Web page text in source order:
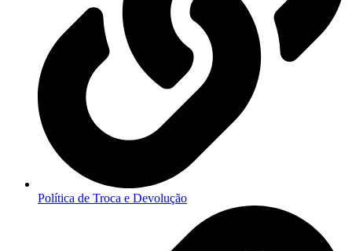
Política de Troca e Devolução